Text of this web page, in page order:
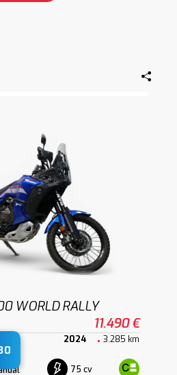
WORLD RALLY
11.490 €
2024 3.285 km
75 cv